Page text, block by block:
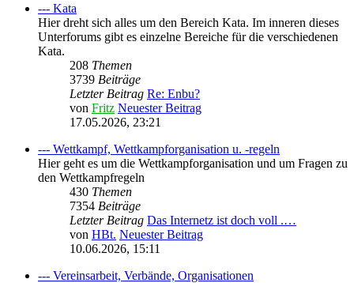
--- Kata
Hier dreht sich alles um den Bereich Kata. Im inneren dieses
Unterforums gibt es einzelne Bereiche für die verschiedenen
Kata.
208 Themen
3739 Beiträge
Letzter Beitrag Re: Enbu?
von Fritz Neuester Beitrag
17.05.2026, 23:21
--- Wettkampf, Wettkampforganisation u. -regeln
Hier geht es um die Wettkampforganisation und um Fragen zu
den Wettkampfregeln
430 Themen
7354 Beiträge
Letzter Beitrag Das Internetz ist doch voll .…
von HBt. Neuester Beitrag
10.06.2026, 15:11
--- Vereinsarbeit, Verbände, Organisationen